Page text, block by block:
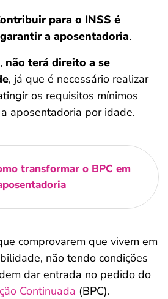
para o INSS é
a aposentadoria.
não terá direito a se
, já que é necessário realizar
os requisitos mínimos
aposentadoria por idade.
transformar o BPC em
comprovarem que vivem em
não tendo condições
dar entrada no pedido do
Continuada (BPC).